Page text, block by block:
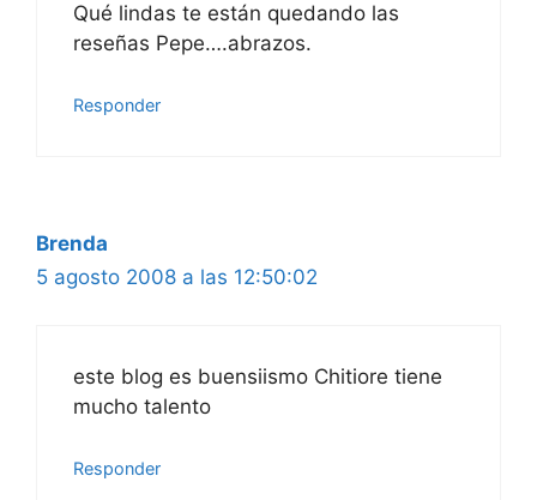
Qué lindas te están quedando las
reseñas Pepe….abrazos.
Responder
Brenda
5 agosto 2008 a las 12:50:02
este blog es buensiismo Chitiore tiene
mucho talento
Responder